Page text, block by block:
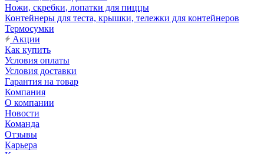
Ножи, скребки, лопатки для пиццы
Контейнеры для теста, крышки, тележки для контейнеров
Термосумки
Акции
Как купить
Условия оплаты
Условия доставки
Гарантия на товар
Компания
О компании
Новости
Команда
Отзывы
Карьера